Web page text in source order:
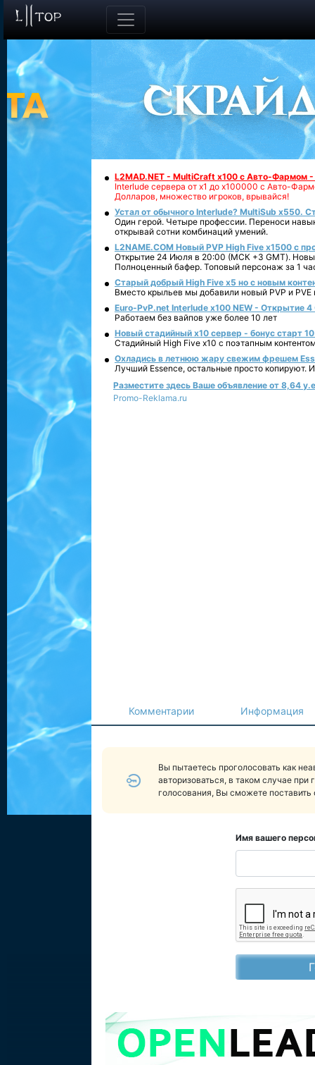
L2MAD.NET - MultiCraft x100 с Авто-Фармом
Interlude сервера от х1 до х100000 с Авто-
Долларов, множество игроков, врывайся!
Устал от обычного Interlude? MultiSub x550.
Один герой. Четыре профессии. Переноси
открывай сотни комбинаций умений.
L2NAME.COM Новый PVP High Five x1500 с
Открытие 24 Июля в 20:00 (МСК +3 GMT).
Полноценный бафер. Топовый персонаж за 1
Старый добрый High Five x5 но с новым
Вместо крыльев мы добавили новый PVP и PVE
Euro-PvP.net Interlude х100 NEW - Открытие 4
Работаем без вайпов уже более 10 лет
Новый стадийный х10 сервер - бонус старт
Стадийный High Five x10 с поэтапным
Охладись в летнюю жару свежим фрешем
Лучший Essence, остальные просто копируют.
Разместите здесь Ваше объявление от 8,64
Promo-Reklama.ru
Комментарии Информация
Вы пытаетесь проголосовать как
авторизоваться, в таком случае при
голосования, Вы сможете поставить
Имя вашего